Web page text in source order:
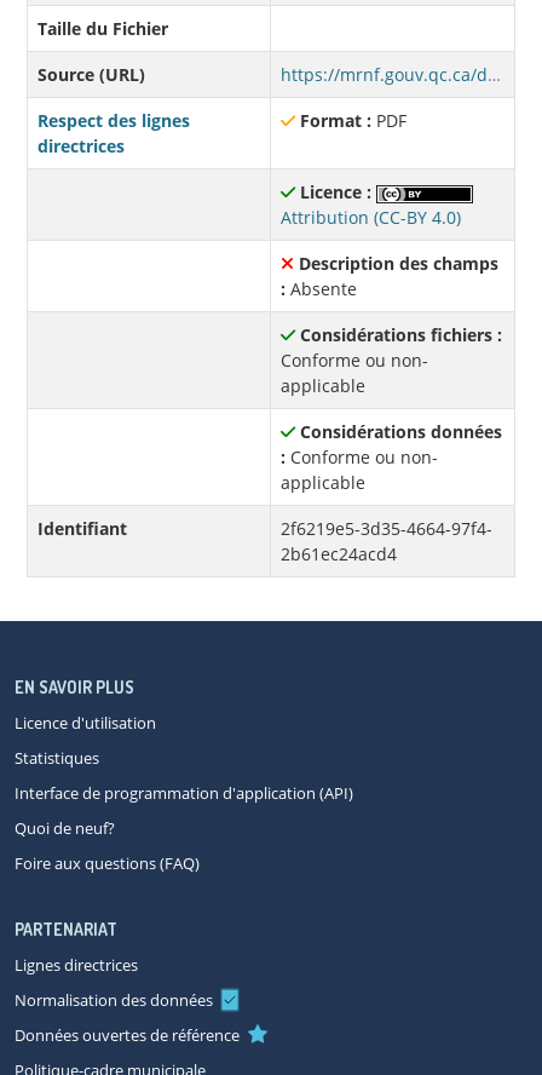
Taille du Fichier
Source (URL)
https://mrnf.gouv.qc.ca/documents/forets/inventaire/Procedure_service_Web.pdf
Respect des lignes
directrices
Format : PDF
Licence :
Attribution (CC-BY 4.0)
Description des champs
: Absente
Considérations fichiers :
Conforme ou non-
applicable
Considérations données
: Conforme ou non-
applicable
Identifiant
2f6219e5-3d35-4664-97f4-
2b61ec24acd4
EN SAVOIR PLUS
Licence d'utilisation
Statistiques
Interface de programmation d'application (API)
Quoi de neuf?
Foire aux questions (FAQ)
PARTENARIAT
Lignes directrices
Normalisation des données
Données ouvertes de référence